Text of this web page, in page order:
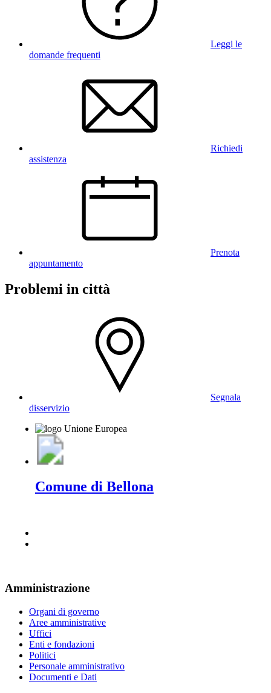
Leggi le
domande frequenti
Richiedi
assistenza
Prenota
appuntamento
Problemi in città
Segnala
disservizio
Comune di Bellona
Amministrazione
Organi di governo
Aree amministrative
Uffici
Enti e fondazioni
Politici
Personale amministrativo
Documenti e Dati